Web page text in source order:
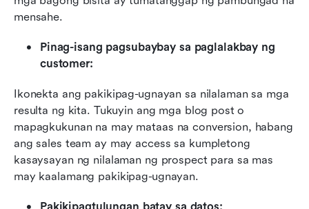
mensahe.
Pinag-isang pagsubaybay sa paglalakbay ng
customer:
Ikonekta ang pakikipag-ugnayan sa nilalaman sa mga
resulta ng kita. Tukuyin ang mga blog post o
mapagkukunan na may mataas na conversion, habang
ang sales team ay may access sa kumpletong
kasaysayan ng nilalaman ng prospect para sa mas
may kaalamang pakikipag-ugnayan.
Pakikipagtulungan batay sa datos: